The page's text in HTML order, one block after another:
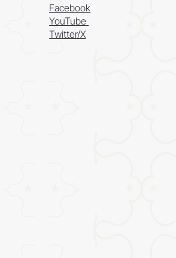
Facebook
YouTube
Twitter/X